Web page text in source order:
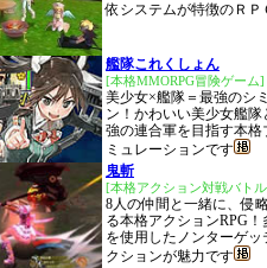
依システムが特徴のＲＰ
艦隊これくしょん
[本格MMORPG冒険ゲーム]
美少女×艦隊＝最強のシ
ン！かわいい美少女艦隊
強の連合軍を目指す本格
ミュレーションです
鬼斬
[本格アクション対戦バト
8人の仲間と一緒に、侵
る本格アクションRPG
を使用したノンターゲッ
クションが魅力です